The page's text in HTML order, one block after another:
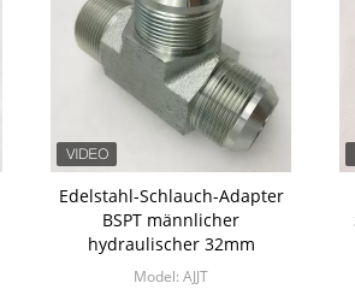
Edelstahl-Schlauch-Adapter
BSPT männlicher
hydraulischer 32mm
Model: AJJT